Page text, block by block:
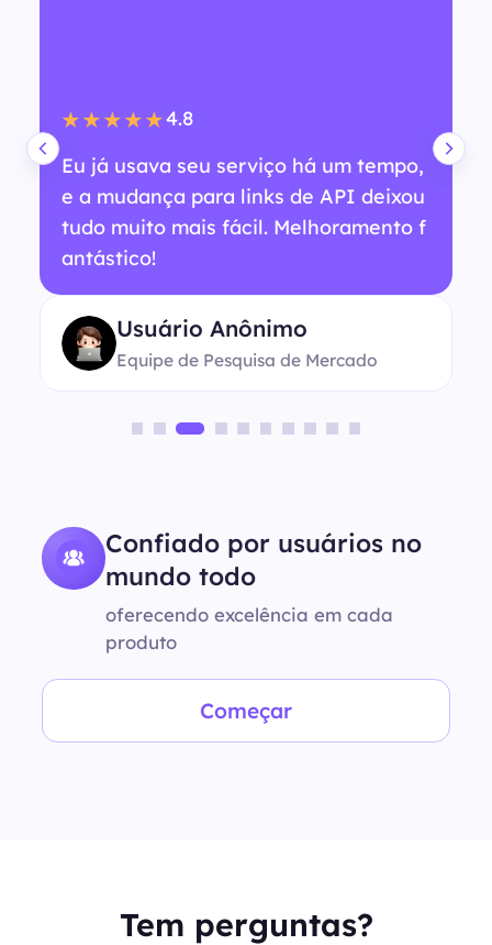
★★★★★4.8
Eu já usava seu serviço há um tempo,
e a mudança para links de API deixou
tudo muito mais fácil. Melhoramento f
antástico!
Usuário Anônimo
Equipe de Pesquisa de Mercado
Confiado por usuários no
mundo todo
oferecendo excelência em cada
produto
Começar
Tem perguntas?